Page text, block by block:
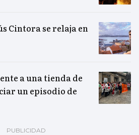
Cintora se relaja en
a una tienda de
un episodio de